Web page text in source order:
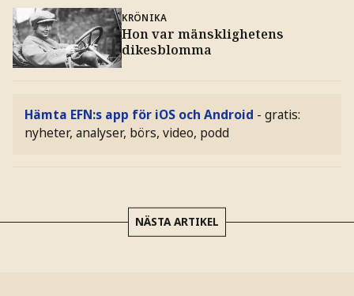
KRÖNIKA
Hon var mänsklighetens
dikesblomma
Hämta EFN:s app för iOS och Android - gratis:
nyheter, analyser, börs, video, podd
NÄSTA ARTIKEL